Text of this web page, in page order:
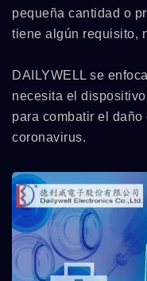
pequeña cantidad o
tiene algún requisito,
DAILYWELL se
necesita el
para combatir el
coronavirus.